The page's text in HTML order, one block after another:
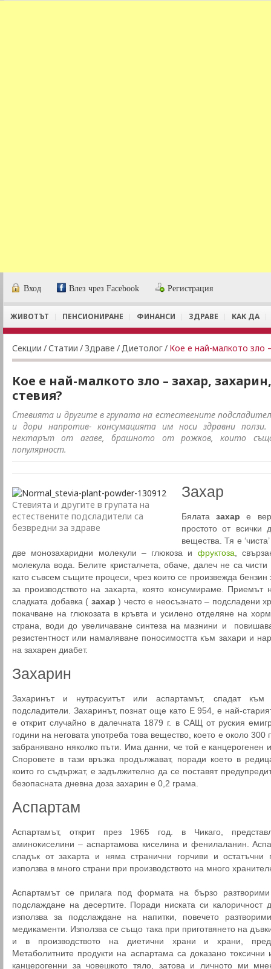
Вход Влез чрез Facebook Регистрация
ЖИВОТЪТ ПЕНСИОНИРАНЕ ФИНАНСИ ЗДРАВЕ КАК ДА
Секции /Статии / Здраве /Диетолог/ Кое е най-малкото зло
Кое е най-малкото зло – захар,
стевия?
Стевията и другите в групата на естествените
и дори напротив- консумацията им носи здравни
нектарът от агаве, брашното от рожков, които
популярност.
Стевията и другите в групата на
естествените подсладители са
безвредни за здраве
Захар
Бялатазахар е
простото от всички
вещества. Тя е
две монозахаридни молекули – глюкоза и фруктоза ,
молекула вода. Белите кристалчета, обаче, далеч не са чисти
като съвсем същите процеси, чрез които се произвежда бензин
за производството на захарта, която консумираме. Приемът
сладката добавка ( захар ) често е неосъзнато – подсладени
покачване на глюкозата в кръвта и усилено отделяне на
страна, води до увеличаване синтеза на мазнини и
резистентност или намаляване поносимостта към захари и
на захарен диабет.
Захарин
Захаринът и нутрасуитът или аспартамът, спадат към
подсладители. Захаринът, познат още като Е 954, е най-
е открит случайно в далечната 1879 г. в САЩ от руския
години на неговата употреба това вещество, което е около 300
забранявано няколко пъти. Има данни, че той е канцерогенен
Споровете в тази връзка продължават, поради което в
които го съдържат, е задължително да се поставят
безопасната дневна доза захарин е 0,2 грама.
Аспартам
Аспартамът, открит през 1965 год. в Чикаго,
аминокиселини – аспартамова киселина и фенилаланин.
сладък от захарта и няма странични горчиви и остатъчни
използва в много страни при производството на много
Аспартамът се прилага под формата на бързо
подслаждане на десертите. Поради ниската си калоричност
използва за подслаждане на напитки, повечето
медикаменти. Използва се също така при приготвянето на
и в производството на диетични храни и храни,
Метаболитните продукти на аспартама са доказано
канцерогенни за човешкото тяло, затова и личното ми